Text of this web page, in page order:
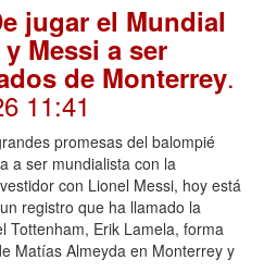
jugar el Mundial
Messi a ser
de Monterrey.
11:41
promesas del balompié
a ser mundialista con la
con Lionel Messi, hoy está
registro que ha llamado la
Tottenham, Erik Lamela, forma
Matías Almeyda en Monterrey y